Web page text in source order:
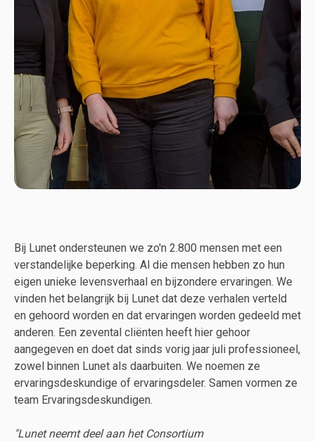
Bij Lunet ondersteunen we zo'n 2.800 mensen met een
verstandelijke beperking. Al die mensen hebben zo hun
eigen unieke levensverhaal en bijzondere ervaringen. We
vinden het belangrijk bij Lunet dat deze verhalen verteld
en gehoord worden en dat ervaringen worden gedeeld met
anderen. Een zevental cliënten heeft hier gehoor
aangegeven en doet dat sinds vorig jaar juli professioneel,
zowel binnen Lunet als daarbuiten. We noemen ze
ervaringsdeskundige of ervaringsdeler. Samen vormen ze
team Ervaringsdeskundigen.
"Lunet neemt deel aan het Consortium